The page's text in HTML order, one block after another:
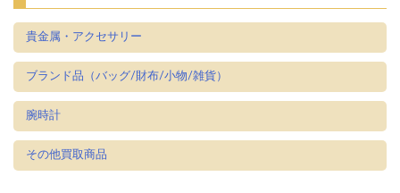
貴金属・アクセサリー
ブランド品（バッグ/財布/小物/雑貨）
腕時計
その他買取商品